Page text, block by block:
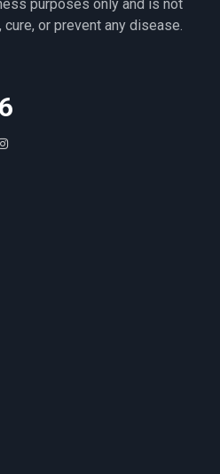
purposes only and is not
or prevent any disease.